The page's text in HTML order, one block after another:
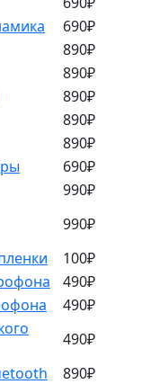
690₽
890₽
890₽
890₽
890₽
890₽
690₽
990₽
990₽
100₽
490₽
490₽
490₽
890₽